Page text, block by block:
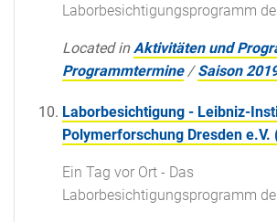
Laborbesichtigungsprogramm
Located in Aktivitäten und
Programmtermine /Saison
Laborbesichtigung - Leibniz-
Polymerforschung Dresden e.V.
Ein Tag vor Ort - Das
Laborbesichtigungsprogramm